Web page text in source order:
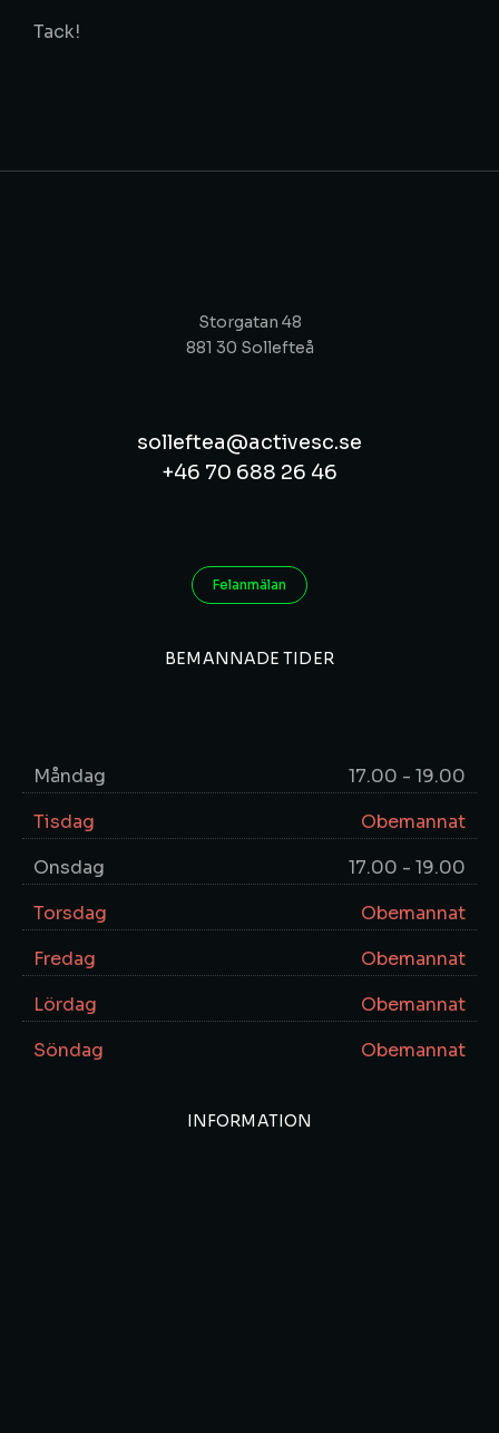
Tack!
Storgatan 48
881 30 Sollefteå
solleftea@activesc.se
+46 70 688 26 46
Felanmälan
BEMANNADE TIDER
Måndag
17.00 - 19.00
Tisdag
Obemannat
Onsdag
17.00 - 19.00
Torsdag
Obemannat
Fredag
Obemannat
Lördag
Obemannat
Söndag
Obemannat
INFORMATION